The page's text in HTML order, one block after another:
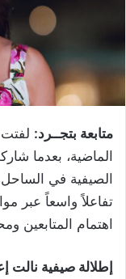
متابعة بتجــرد: لفتت
الماضية، بعدما
الصيفية في
تفاعلاً واسعاً عبر
اهتمام المتابعين
إطلالة صيفية نالت